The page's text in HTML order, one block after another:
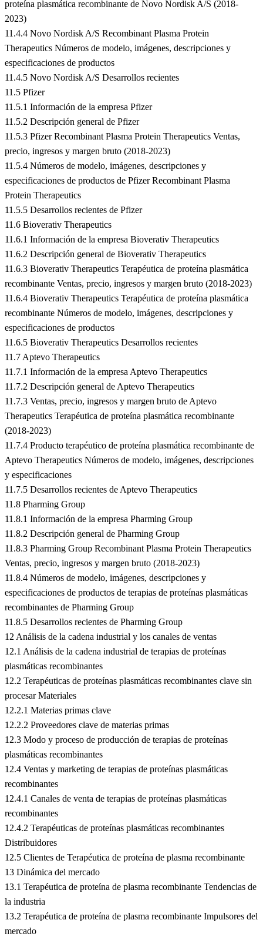
proteína plasmática recombinante de Novo Nordisk A/S (2018-
2023)
11.4.4 Novo Nordisk A/S Recombinant Plasma Protein
Therapeutics Números de modelo, imágenes, descripciones y
especificaciones de productos
11.4.5 Novo Nordisk A/S Desarrollos recientes
11.5 Pfizer
11.5.1 Información de la empresa Pfizer
11.5.2 Descripción general de Pfizer
11.5.3 Pfizer Recombinant Plasma Protein Therapeutics Ventas,
precio, ingresos y margen bruto (2018-2023)
11.5.4 Números de modelo, imágenes, descripciones y
especificaciones de productos de Pfizer Recombinant Plasma
Protein Therapeutics
11.5.5 Desarrollos recientes de Pfizer
11.6 Bioverativ Therapeutics
11.6.1 Información de la empresa Bioverativ Therapeutics
11.6.2 Descripción general de Bioverativ Therapeutics
11.6.3 Bioverativ Therapeutics Terapéutica de proteína plasmática
recombinante Ventas, precio, ingresos y margen bruto (2018-2023)
11.6.4 Bioverativ Therapeutics Terapéutica de proteína plasmática
recombinante Números de modelo, imágenes, descripciones y
especificaciones de productos
11.6.5 Bioverativ Therapeutics Desarrollos recientes
11.7 Aptevo Therapeutics
11.7.1 Información de la empresa Aptevo Therapeutics
11.7.2 Descripción general de Aptevo Therapeutics
11.7.3 Ventas, precio, ingresos y margen bruto de Aptevo
Therapeutics Terapéutica de proteína plasmática recombinante
(2018-2023)
11.7.4 Producto terapéutico de proteína plasmática recombinante de
Aptevo Therapeutics Números de modelo, imágenes, descripciones
y especificaciones
11.7.5 Desarrollos recientes de Aptevo Therapeutics
11.8 Pharming Group
11.8.1 Información de la empresa Pharming Group
11.8.2 Descripción general de Pharming Group
11.8.3 Pharming Group Recombinant Plasma Protein Therapeutics
Ventas, precio, ingresos y margen bruto (2018-2023)
11.8.4 Números de modelo, imágenes, descripciones y
especificaciones de productos de terapias de proteínas plasmáticas
recombinantes de Pharming Group
11.8.5 Desarrollos recientes de Pharming Group
12 Análisis de la cadena industrial y los canales de ventas
12.1 Análisis de la cadena industrial de terapias de proteínas
plasmáticas recombinantes
12.2 Terapéuticas de proteínas plasmáticas recombinantes clave sin
procesar Materiales
12.2.1 Materias primas clave
12.2.2 Proveedores clave de materias primas
12.3 Modo y proceso de producción de terapias de proteínas
plasmáticas recombinantes
12.4 Ventas y marketing de terapias de proteínas plasmáticas
recombinantes
12.4.1 Canales de venta de terapias de proteínas plasmáticas
recombinantes
12.4.2 Terapéuticas de proteínas plasmáticas recombinantes
Distribuidores
12.5 Clientes de Terapéutica de proteína de plasma recombinante
13 Dinámica del mercado
13.1 Terapéutica de proteína de plasma recombinante Tendencias de
la industria
13.2 Terapéutica de proteína de plasma recombinante Impulsores del
mercado